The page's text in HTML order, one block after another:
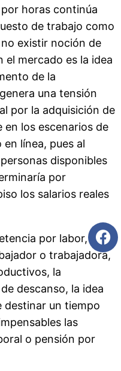
horas continúa
de trabajo como
existir noción de
el mercado es la idea
de la
una tensión
por la adquisición de
en los escenarios de
línea, pues al
disponibles
por
los salarios reales
por labor, se
o trabajadora,
la
descanso, la idea
destinar un tiempo
las
o pensión por